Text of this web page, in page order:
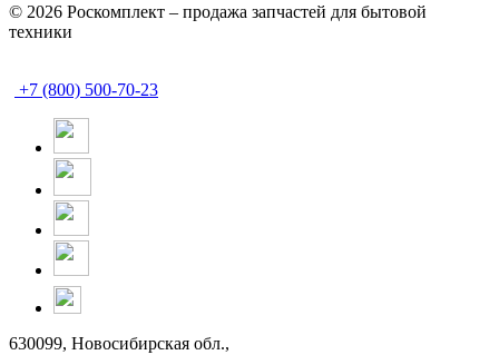
© 2026 Роскомплект – продажа запчастей для бытовой
техники
+7 (800) 500-70-23
630099, Новосибирская обл.,